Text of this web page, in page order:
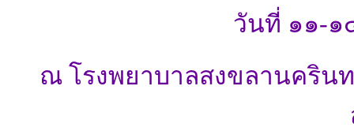
วันที่ ๑๑-
ณ โรงพยาบาลสงขลานคริน